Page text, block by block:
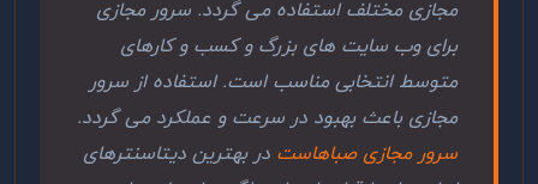
مجازی مختلف استفاده می گردد. سرور مجازی
برای وب سایت های بزرگ و کسب و کارهای
متوسط انتخابی مناسب است. استفاده از سرور
مجازی باعث بهبود در سرعت و عملکرد می گردد.
سرور مجازی صباهاست در بهترین دیتاسنترهای